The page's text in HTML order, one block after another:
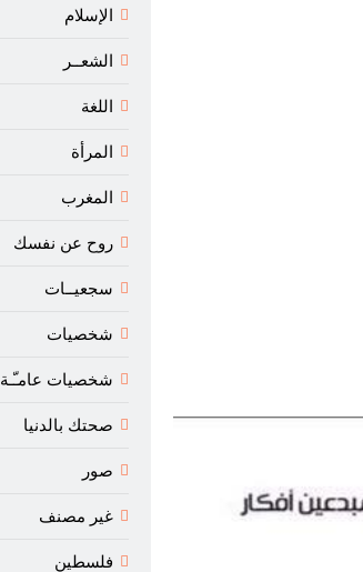
الإسلام
الشعــر
اللغة
المرأة
المغرب
روح عن نفسك
سجعيــات
شخصيات
شخصيات عامـّـة
صحتك بالدنيا
صور
غير مصنف
فلسطين